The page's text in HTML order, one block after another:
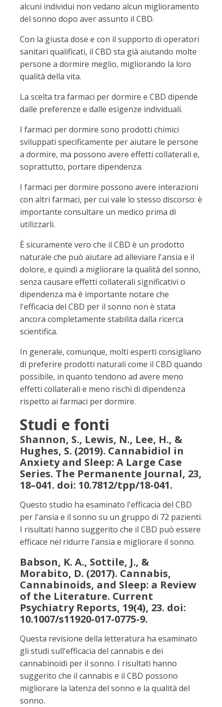
alcuni individui non vedano alcun miglioramento
del sonno dopo aver assunto il CBD.
Con la giusta dose e con il supporto di operatori
sanitari qualificati, il CBD sta già aiutando molte
persone a dormire meglio, migliorando la loro
qualità della vita.
La scelta tra farmaci per dormire e CBD dipende
dalle preferenze e dalle esigenze individuali.
I farmaci per dormire sono prodotti chimici
sviluppati specificamente per aiutare le persone
a dormire, ma possono avere effetti collaterali e,
soprattutto, portare dipendenza.
I farmaci per dormire possono avere interazioni
con altri farmaci, per cui vale lo stesso discorso: è
importante consultare un medico prima di
utilizzarli.
È sicuramente vero che il CBD è un prodotto
naturale che può aiutare ad alleviare l'ansia e il
dolore, e quindi a migliorare la qualità del sonno,
senza causare effetti collaterali significativi o
dipendenza ma è importante notare che
l'efficacia del CBD per il sonno non è stata
ancora completamente stabilita dalla ricerca
scientifica.
In generale, comunque, molti esperti consigliano
di preferire prodotti naturali come il CBD quando
possibile, in quanto tendono ad avere meno
effetti collaterali e meno rischi di dipendenza
rispetto ai farmaci per dormire.
Studi e fonti
Shannon, S., Lewis, N., Lee, H., &
Hughes, S. (2019). Cannabidiol in
Anxiety and Sleep: A Large Case
Series. The Permanente Journal, 23,
18–041. doi: 10.7812/tpp/18-041.
Questo studio ha esaminato l'efficacia del CBD
per l'ansia e il sonno su un gruppo di 72 pazienti.
I risultati hanno suggerito che il CBD può essere
efficace nel ridurre l'ansia e migliorare il sonno.
Babson, K. A., Sottile, J., &
Morabito, D. (2017). Cannabis,
Cannabinoids, and Sleep: a Review
of the Literature. Current
Psychiatry Reports, 19(4), 23. doi:
10.1007/s11920-017-0775-9.
Questa revisione della letteratura ha esaminato
gli studi sull'efficacia del cannabis e dei
cannabinoidi per il sonno. I risultati hanno
suggerito che il cannabis e il CBD possono
migliorare la latenza del sonno e la qualità del
sonno.